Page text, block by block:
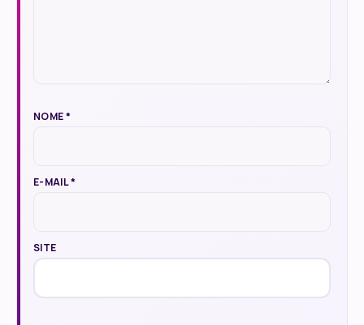
NOME*
E-MAIL*
SITE